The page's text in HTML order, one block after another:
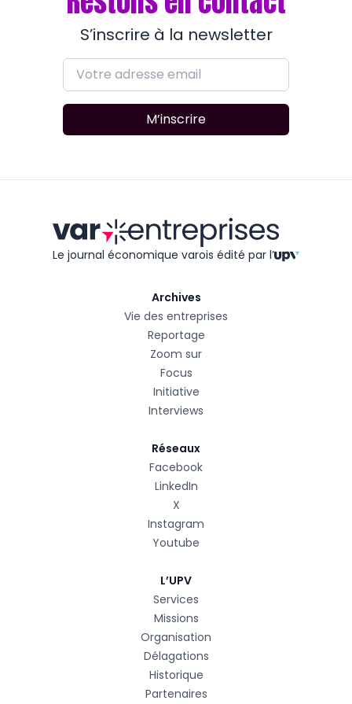
S’inscrire à la newsletter
M’inscrire
Le journal économique varois édité par l’
Archives
Vie des entreprises
Reportage
Zoom sur
Focus
Initiative
Interviews
Réseaux
Facebook
LinkedIn
X
Instagram
Youtube
L’UPV
Services
Missions
Organisation
Délagations
Historique
Partenaires